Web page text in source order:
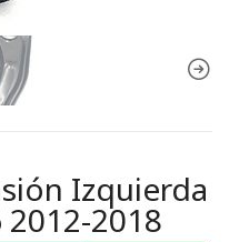
Izquierda
2012-2018